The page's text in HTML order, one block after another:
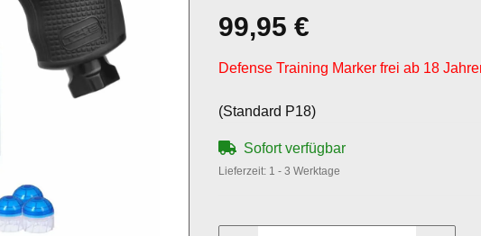
99,95 €
Defense Training Marker frei ab 18
(Standard P18)
Sofort verfügbar
Lieferzeit: 1 - 3 Werktage